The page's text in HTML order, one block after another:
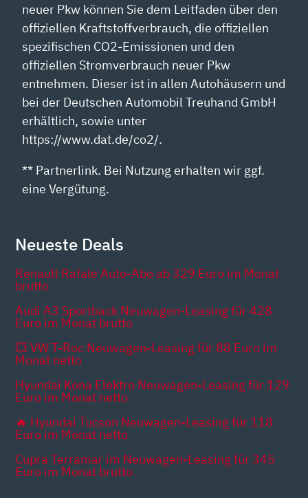
neuer Pkw können Sie dem Leitfaden über den
offiziellen Kraftstoffverbrauch, die offiziellen
spezifischen CO2-Emissionen und den
offiziellen Stromverbrauch neuer Pkw
entnehmen. Dieser ist in allen Autohäusern und
bei der Deutschen Automobil Treuhand GmbH
erhältlich, sowie unter
https://www.dat.de/co2/.
** Partnerlink. Bei Nutzung erhalten wir ggf.
eine Vergütung.
Neueste Deals
Renault Rafale Auto-Abo ab 329 Euro im Monat
brutto
Audi A3 Sportback Neuwagen-Leasing für 428
Euro im Monat brutto
💥 VW T-Roc Neuwagen-Leasing für 88 Euro im
Monat netto
Hyundai Kona Elektro Neuwagen-Leasing für 129
Euro im Monat netto
🔥 Hyundai Tucson Neuwagen-Leasing für 118
Euro im Monat netto
Cupra Terramar im Neuwagen-Leasing für 345
Euro im Monat brutto